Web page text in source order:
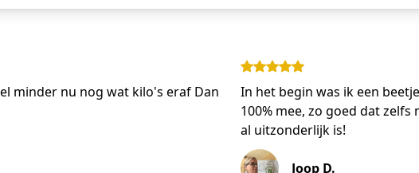
minder nu nog wat kilo's eraf Dan
In het begin was ik een
100% mee, zo goed dat
al uitzonderlijk is!
Joop D.